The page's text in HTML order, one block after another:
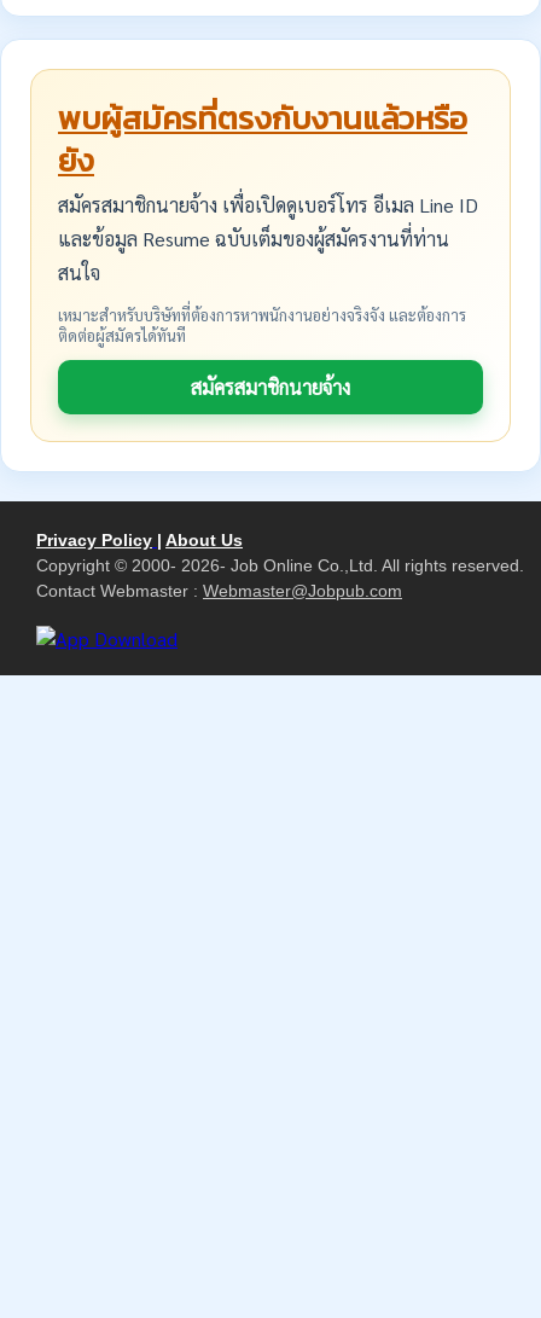
พบผู้สมัครที่ตรงกับงานแล้วหรือ
ยัง
สมัครสมาชิกนายจ้าง เพื่อเปิดดูเบอร์โทร อีเมล Line ID
และข้อมูล Resume ฉบับเต็มของผู้สมัครงานที่ท่าน
สนใจ
เหมาะสำหรับบริษัทที่ต้องการหาพนักงานอย่างจริงจัง และต้องการ
ติดต่อผู้สมัครได้ทันที
สมัครสมาชิกนายจ้าง
Privacy Policy | About Us
Copyright © 2000- 2026- Job Online Co.,Ltd. All rights reserved.
Contact Webmaster : Webmaster@Jobpub.com